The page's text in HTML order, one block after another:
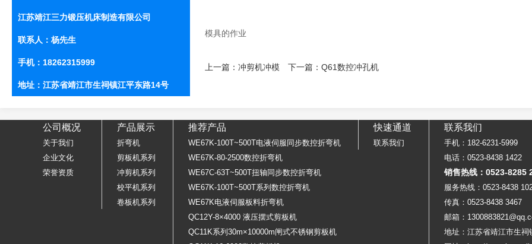
江苏靖江三力锻压机床制造有限公司
联系人：杨先生
手机：18262315999
地址：江苏省靖江市生祠镇江平东路14号
模具的作业
上一篇： 冲剪机冲模 下一篇： Q61数控冲孔机
公司概况
关于我们
企业文化
荣誉资质
产品展示
折弯机
剪板机系列
冲剪机系列
校平机系列
卷板机系列
推荐产品
WE67K-100T~500T电液伺服同步数控折弯机
WE67K-80-2500数控折弯机
WE67C-63T~500T扭轴同步数控折弯机
WE67K-100T~500T系列数控折弯机
WE67K电液伺服板料折弯机
QC12Y-8×4000 液压摆式剪板机
QC11K系列30m×10000m闸式不锈钢剪板机
快速通道
联系我们
联系我们
手机：182-6231-5999
电话：0523-8438 1422
销售热线：0523-8285
服务热线：0523-8438
传真：0523-8438 3467
邮箱：
地址：江苏省靖江市生祠